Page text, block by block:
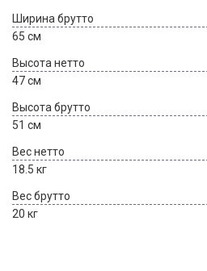
Ширина брутто
65 см
Высота нетто
47 см
Высота брутто
51 см
Вес нетто
18.5 кг
Вес брутто
20 кг